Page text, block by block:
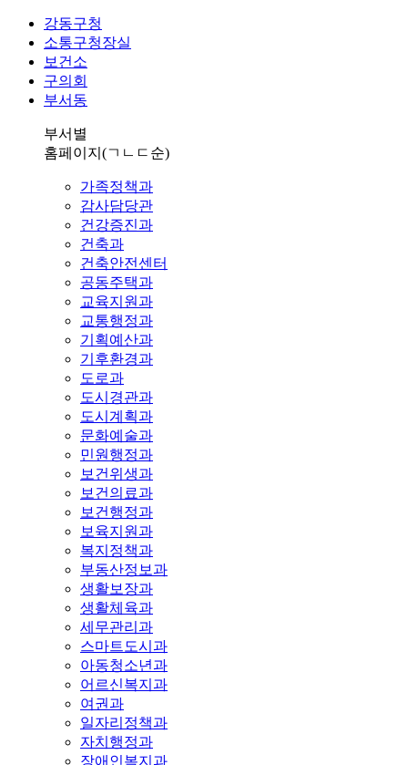
강동구청
소통구청장실
보건소
구의회
부서동
부서별
홈페이지 (ㄱㄴㄷ순)
가족정책과
감사담당관
건강증진과
건축과
건축안전센터
공동주택과
교육지원과
교통행정과
기획예산과
기후환경과
도로과
도시경관과
도시계획과
문화예술과
민원행정과
보건위생과
보건의료과
보건행정과
보육지원과
복지정책과
부동산정보과
생활보장과
생활체육과
세무관리과
스마트도시과
아동청소년과
어르신복지과
여권과
일자리정책과
자치행정과
장애인복지과